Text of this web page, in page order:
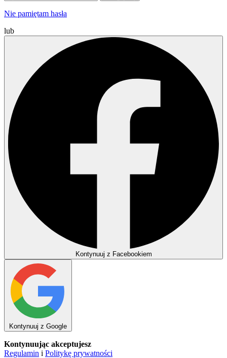
Nie pamiętam hasła
lub
Kontynuuj z Facebookiem
Kontynuuj z Google
Kontynuując akceptujesz
Regulamin i Politykę prywatności